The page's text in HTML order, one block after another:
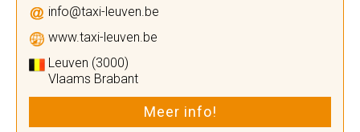
info@taxi-leuven.be
www.taxi-leuven.be
Leuven (3000)
Vlaams Brabant
Meer info!